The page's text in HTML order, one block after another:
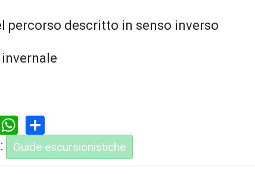
percorso descritto in senso inverso
WhatsApp
Guide escursionistiche